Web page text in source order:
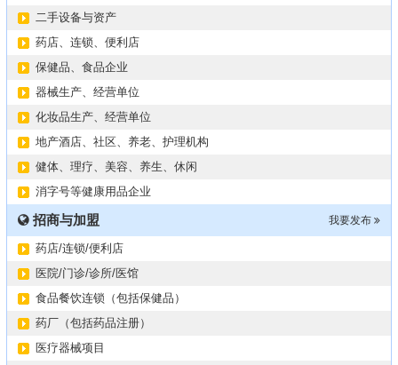
【专注投资】城投 交投 建投等国企项目合作
【寻求合作】海外代理、慈善机构
某资方在全国大量求购各地机构
西南地区某煤炭公司寻求合作
2024第34届（广东）国际大健康产业博览会
某器械公司项目技术转让
10-13
#冠心病养生素口服液项目招商或寻求技术转让
大健康交易中心平台招商
膝关节修复药物融资计划
华北某药厂转让（年利有3000多万）
二手设备与资产
药店、连锁、便利店
保健品、食品企业
器械生产、经营单位
化妆品生产、经营单位
地产酒店、社区、养老、护理机构
健体、理疗、美容、养生、休闲
消字号等健康用品企业
我要发布
招商与加盟
药店/连锁/便利店
医院/门诊/诊所/医馆
食品餐饮连锁（包括保健品）
药厂（包括药品注册）
医疗器械项目